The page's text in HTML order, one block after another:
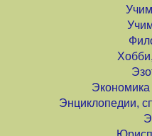
Экономика
Энциклопедии,